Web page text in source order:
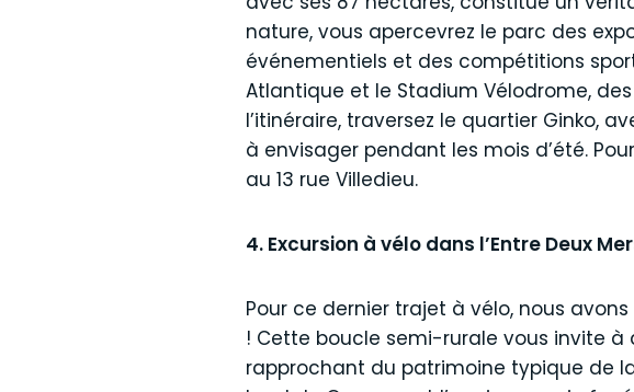
nature, vous apercevrez le parc des
événementiels et des compétitions
Atlantique et le Stadium Vélodrome,
l’itinéraire, traversez le quartier Ginko,
à envisager pendant les mois d’été.
au 13 rue Villedieu.
4. Excursion à vélo dans l’Entre Deux
Pour ce dernier trajet à vélo, nous
! Cette boucle semi-rurale vous invite
rapprochant du patrimoine typique de